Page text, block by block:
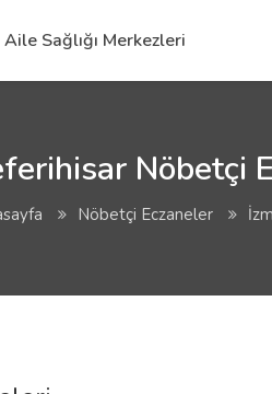
Aile Sağlığı Merkezleri
Nöbetçi
Nöbetçi Eczaneler